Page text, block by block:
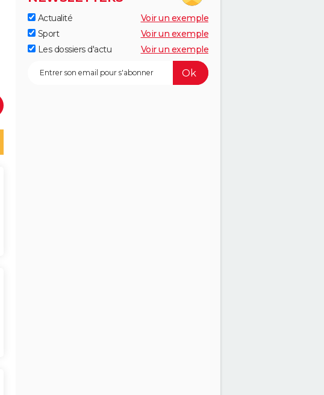
Actualité
Voir un exemple
Sport
Voir un exemple
Les dossiers d'actu
Voir un exemple